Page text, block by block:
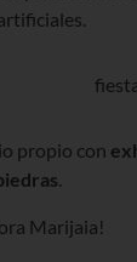
propio con
Marijaia!